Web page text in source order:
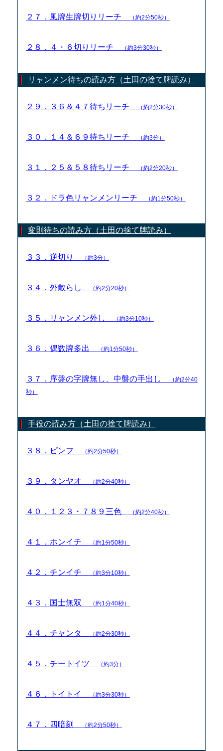
２７．風牌生牌切りリーチ （約2分50秒）
２８．４・６切りリーチ （約3分30秒）
リャンメン待ちの読み方（土田の捨て牌読み）
２９．３６＆４７待ちリーチ （約2分30秒）
３０．１４＆６９待ちリーチ （約3分）
３１．２５＆５８待ちリーチ （約2分20秒）
３２．ドラ色リャンメンリーチ （約1分50秒）
変則待ちの読み方（土田の捨て牌読み）
３３．逆切り （約3分）
３４．外散らし （約2分20秒）
３５．リャンメン外し （約3分10秒）
３６．偶数牌多出 （約1分50秒）
３７．序盤の字牌無し、中盤の手出し
（約2分40
秒）
手役の読み方（土田の捨て牌読み）
３８．ピンフ （約2分50秒）
３９．タンヤオ （約2分40秒）
４０．１２３・７８９三色 （約2分40秒）
４１．ホンイチ （約1分50秒）
４２．チンイチ （約3分10秒）
４３．国士無双 （約1分40秒）
４４．チャンタ （約2分30秒）
４５．チートイツ （約3分）
４６．トイトイ （約3分30秒）
４７．四暗刻 （約2分50秒）